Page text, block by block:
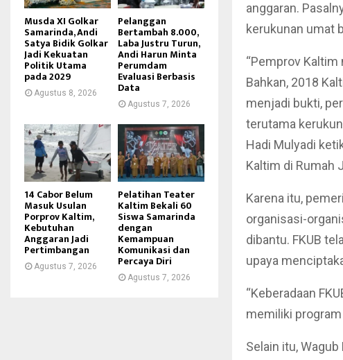
anggaran.
kerukunan umat
“Pemprov Kaltim
Bahkan, 2018
menjadi bukti,
terutama
Hadi Mulyadi
Kaltim di Rumah
Karena itu,
organisasi-
dibantu. FKUB
upaya
“Keberadaan
memiliki
Selain itu,
Musda XI Golkar
Samarinda, Andi
Satya Bidik Golkar
Jadi Kekuatan
Politik Utama
pada 2029
Agustus 8, 2026
Pelanggan
Bertambah 8.000,
Laba Justru Turun,
Andi Harun Minta
Perumdam
Evaluasi Berbasis
Data
Agustus 7, 2026
14 Cabor Belum
Masuk Usulan
Porprov Kaltim,
Kebutuhan
Anggaran Jadi
Pertimbangan
Agustus 7, 2026
Pelatihan Teater
Kaltim Bekali 60
Siswa Samarinda
dengan
Kemampuan
Komunikasi dan
Percaya Diri
Agustus 7, 2026